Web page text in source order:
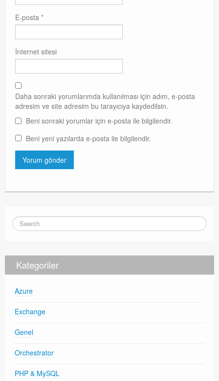
E-posta *
İnternet sitesi
Daha sonraki yorumlarımda kullanılması için adım, e-posta
adresim ve site adresim bu tarayıcıya kaydedilsin.
Beni sonraki yorumlar için e-posta ile bilgilendir.
Beni yeni yazılarda e-posta ile bilgilendir.
Kategoriler
Azure
Exchange
Genel
Orchestrator
PHP & MySQL